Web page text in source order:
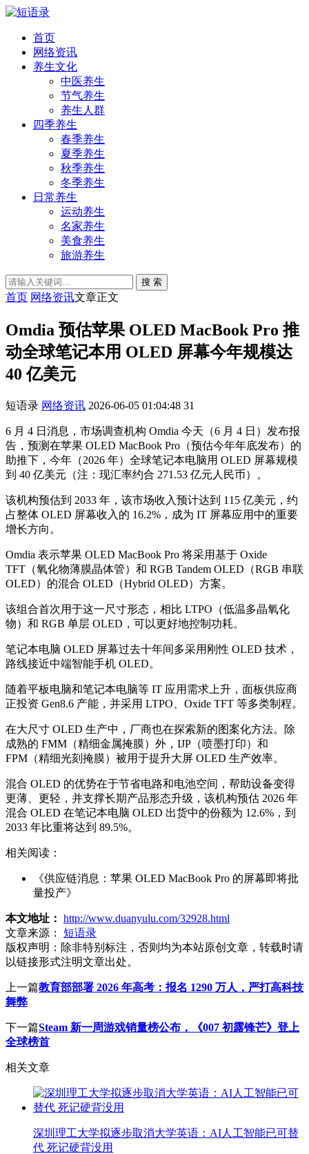
首页
网络资讯
养生文化
中医养生
节气养生
养生人群
四季养生
春季养生
夏季养生
秋季养生
冬季养生
日常养生
运动养生
名家养生
美食养生
旅游养生
搜 索
首页 网络资讯文章正文
Omdia 预估苹果 OLED MacBook Pro 推
动全球笔记本用 OLED 屏幕今年规模达
40 亿美元
短语录 网络资讯 2026-06-05 01:04:48 31
6 月 4 日消息，市场调查机构 Omdia 今天（6 月 4 日）发布报
告，预测在苹果 OLED MacBook Pro（预估今年年底发布）的
助推下，今年（2026 年）全球笔记本电脑用 OLED 屏幕规模
到 40 亿美元（注：现汇率约合 271.53 亿元人民币）。
该机构预估到 2033 年，该市场收入预计达到 115 亿美元，约
占整体 OLED 屏幕收入的 16.2%，成为 IT 屏幕应用中的重要
增长方向。
Omdia 表示苹果 OLED MacBook Pro 将采用基于 Oxide
TFT（氧化物薄膜晶体管）和 RGB Tandem OLED（RGB 串联
OLED）的混合 OLED（Hybrid OLED）方案。
该组合首次用于这一尺寸形态，相比 LTPO（低温多晶氧化
物）和 RGB 单层 OLED，可以更好地控制功耗。
笔记本电脑 OLED 屏幕过去十年间多采用刚性 OLED 技术，
路线接近中端智能手机 OLED。
随着平板电脑和笔记本电脑等 IT 应用需求上升，面板供应商
正投资 Gen8.6 产能，并采用 LTPO、Oxide TFT 等多类制程。
在大尺寸 OLED 生产中，厂商也在探索新的图案化方法。除
成熟的 FMM（精细金属掩膜）外，IJP（喷墨打印）和
FPM（精细光刻掩膜）被用于提升大屏 OLED 生产效率。
混合 OLED 的优势在于节省电路和电池空间，帮助设备变得
更薄、更轻，并支撑长期产品形态升级，该机构预估 2026 年
混合 OLED 在笔记本电脑 OLED 出货中的份额为 12.6%，到
2033 年比重将达到 89.5%。
相关阅读：
《供应链消息：苹果 OLED MacBook Pro 的屏幕即将批
量投产》
本文地址： http://www.duanyulu.com/32928.html
文章来源：
短语录
版权声明： 除非特别标注，否则均为本站原创文章，转载时请
以链接形式注明文章出处。
上一篇教育部部署 2026 年高考：报名 1290 万人，严打高科技
舞弊
下一篇Steam 新一周游戏销量榜公布，《007 初露锋芒》登上
全球榜首
相关文章
深圳理工大学拟逐步取消大学英语：AI人工智能已可替
代 死记硬背没用